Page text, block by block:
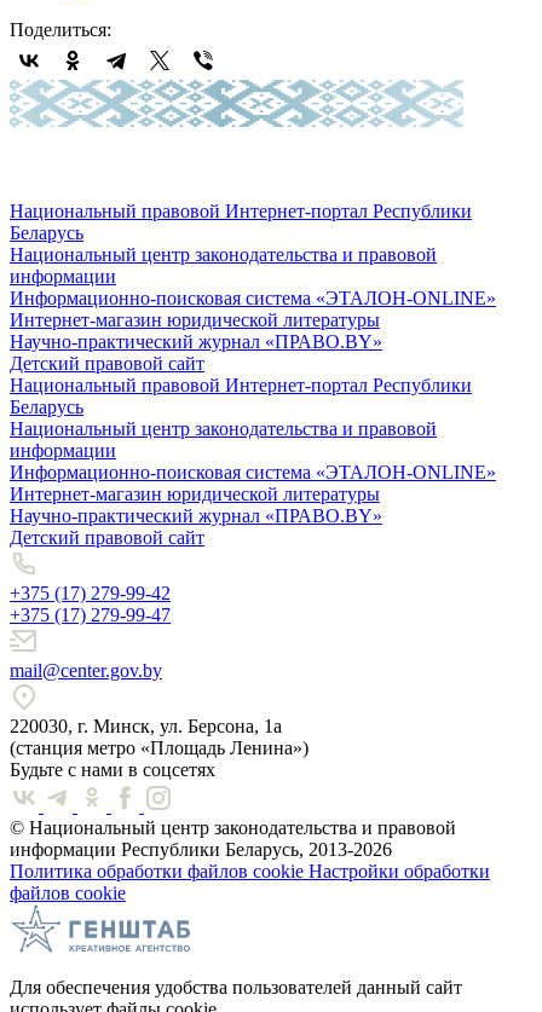
Поделиться:
Национальный правовой Интернет-портал Республики
Беларусь
Национальный центр законодательства и правовой
информации
Информационно-поисковая система «ЭТАЛОН-ONLINE»
Интернет-магазин юридической литературы
Научно-практический журнал «ПРАВО.BY»
Детский правовой сайт
Национальный правовой Интернет-портал Республики
Беларусь
Национальный центр законодательства и правовой
информации
Информационно-поисковая система «ЭТАЛОН-ONLINE»
Интернет-магазин юридической литературы
Научно-практический журнал «ПРАВО.BY»
Детский правовой сайт
+375 (17) 279-99-42
+375 (17) 279-99-47
mail@center.gov.by
220030, г. Минск, ул. Берсона, 1а
(станция метро «Площадь Ленина»)
Будьте с нами в соцсетях
© Национальный центр законодательства и правовой
информации Республики Беларусь, 2013-2026
Политика обработки файлов cookie Настройки обработки
файлов cookie
Для обеспечения удобства пользователей данный сайт